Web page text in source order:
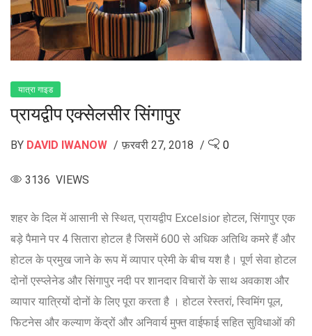
यात्रा गाइड
प्रायद्वीप एक्सेलसीर सिंगापुर
BY DAVID IWANOW फ़रवरी 27, 2018 0
3136 VIEWS
शहर के दिल में आसानी से स्थित, प्रायद्वीप Excelsior होटल, सिंगापुर एक
बड़े पैमाने पर 4 सितारा होटल है जिसमें 600 से अधिक अतिथि कमरे हैं और
होटल के प्रमुख जाने के रूप में व्यापार प्रेमी के बीच यश है। पूर्ण सेवा होटल
दोनों एस्प्लेनेड और सिंगापुर नदी पर शानदार विचारों के साथ अवकाश और
व्यापार यात्रियों दोनों के लिए पूरा करता है । होटल रेस्तरां, स्विमिंग पूल,
फिटनेस और कल्याण केंद्रों और अनिवार्य मुफ्त वाईफाई सहित सुविधाओं की